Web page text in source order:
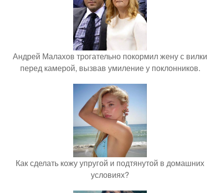
Андрей Малахов трогательно покормил жену с вилки
перед камерой, вызвав умиление у поклонников.
Как сделать кожу упругой и подтянутой в домашних
условиях?